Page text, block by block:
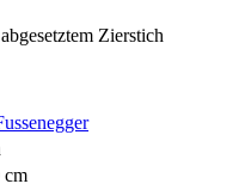
Zierstich
cm